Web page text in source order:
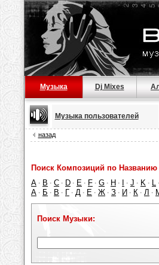
Музыка Dj Mixes
Музыка пользователей
назад
Поиск Композиций по
A · B · C · D · E · F · G · H · · J · K · L ·
А · Б · В · Г · Д · Е · Ж · З · И · К · Л ·
Поиск Музыки: